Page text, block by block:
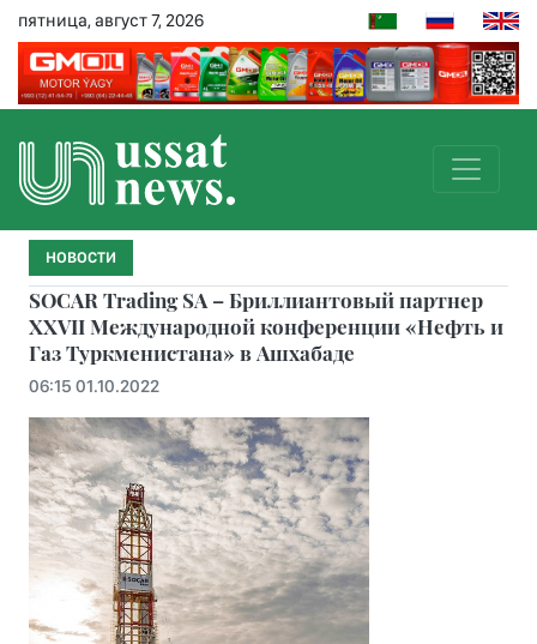
пятница, август 7, 2026
НОВОСТИ
SOCAR Trading SA – Бриллиантовый партнер
XXVII Международной конференции «Нефть и
Газ Туркменистана» в Ашхабаде
06:15 01.10.2022